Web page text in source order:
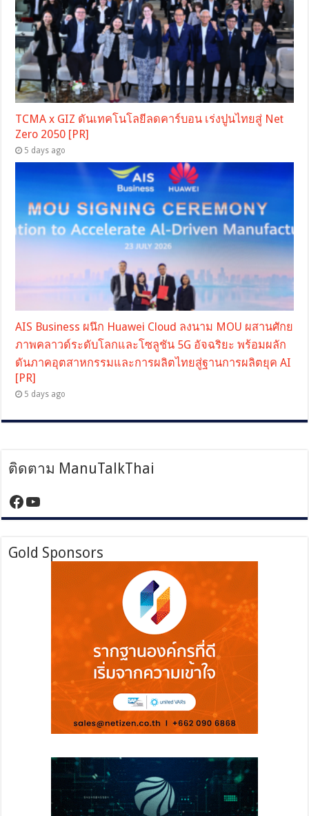
TCMA x GIZ ดันเทคโนโลยีลดคาร์บอน เร่งปูนไทยสู่ Net
Zero 2050 [PR]
5 days ago
AIS Business ผนึก Huawei Cloud ลงนาม MOU ผสานศักย
ภาพคลาวด์ระดับโลกและโซลูชัน 5G อัจฉริยะ พร้อมผลัก
ดันภาคอุตสาหกรรมและการผลิตไทยสู่ฐานการผลิตยุค AI
[PR]
5 days ago
ติดตาม ManuTalkThai
https://www.facebook.com/
YouTube
Gold Sponsors